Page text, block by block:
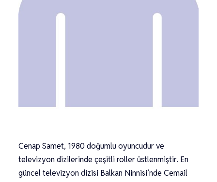
Cenap Samet, 1980 doğumlu oyuncudur ve
televizyon dizilerinde çeşitli roller üstlenmiştir. En
güncel televizyon dizisi Balkan Ninnisi’nde Cemail